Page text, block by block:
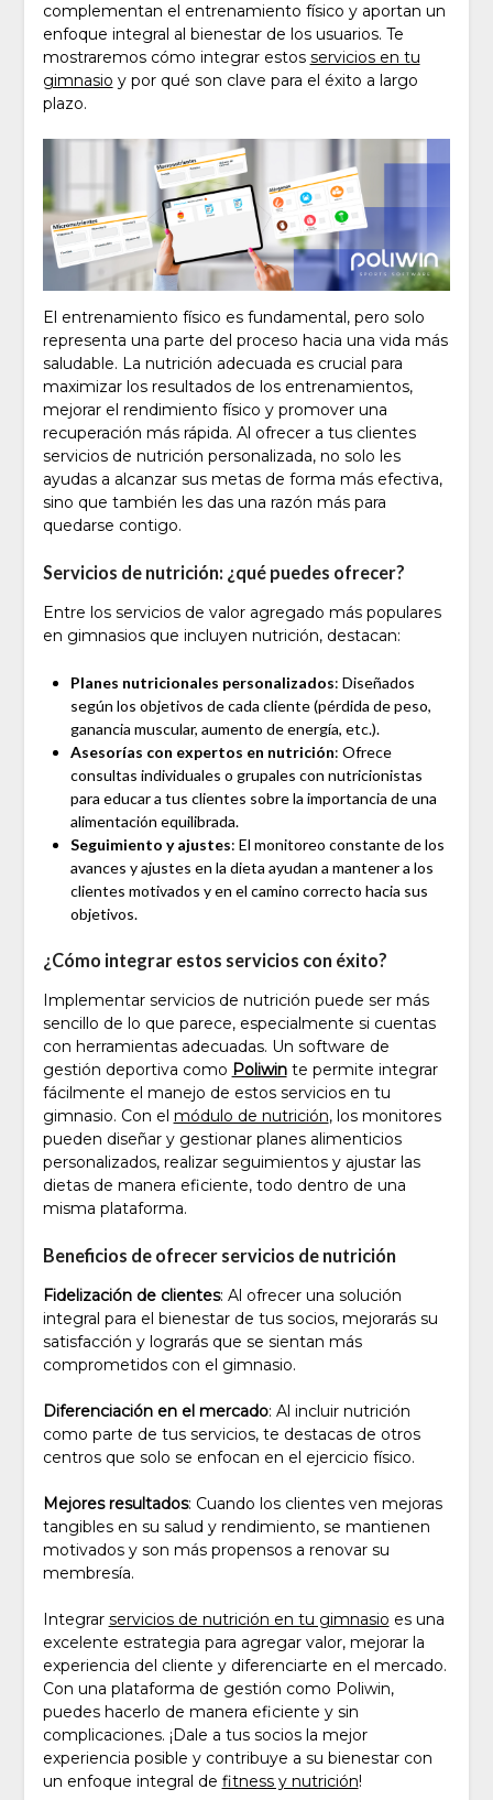
complementan el entrenamiento físico y aportan un
enfoque integral al bienestar de los usuarios. Te
mostraremos cómo integrar estos servicios en tu
gimnasio y por qué son clave para el éxito a largo
plazo.
El entrenamiento físico es fundamental, pero solo
representa una parte del proceso hacia una vida más
saludable. La nutrición adecuada es crucial para
maximizar los resultados de los entrenamientos,
mejorar el rendimiento físico y promover una
recuperación más rápida. Al ofrecer a tus clientes
servicios de nutrición personalizada, no solo les
ayudas a alcanzar sus metas de forma más efectiva,
sino que también les das una razón más para
quedarse contigo.
Servicios de nutrición: ¿qué puedes ofrecer?
Entre los servicios de valor agregado más populares
en gimnasios que incluyen nutrición, destacan:
Planes nutricionales personalizados: Diseñados
según los objetivos de cada cliente (pérdida de peso,
ganancia muscular, aumento de energía, etc.).
Asesorías con expertos en nutrición: Ofrece
consultas individuales o grupales con nutricionistas
para educar a tus clientes sobre la importancia de una
alimentación equilibrada.
Seguimiento y ajustes: El monitoreo constante de los
avances y ajustes en la dieta ayudan a mantener a los
clientes motivados y en el camino correcto hacia sus
objetivos.
¿Cómo integrar estos servicios con éxito?
Implementar servicios de nutrición puede ser más
sencillo de lo que parece, especialmente si cuentas
con herramientas adecuadas. Un software de
gestión deportiva como Poliwinte permite integrar
fácilmente el manejo de estos servicios en tu
gimnasio. Con el módulo de nutrición, los monitores
pueden diseñar y gestionar planes alimenticios
personalizados, realizar seguimientos y ajustar las
dietas de manera eficiente, todo dentro de una
misma plataforma.
Beneficios de ofrecer servicios de nutrición
Fidelización de clientes: Al ofrecer una solución
integral para el bienestar de tus socios, mejorarás su
satisfacción y lograrás que se sientan más
comprometidos con el gimnasio.
Diferenciación en el mercado: Al incluir nutrición
como parte de tus servicios, te destacas de otros
centros que solo se enfocan en el ejercicio físico.
Mejores resultados: Cuando los clientes ven mejoras
tangibles en su salud y rendimiento, se mantienen
motivados y son más propensos a renovar su
membresía.
Integrar servicios de nutrición en tu gimnasio es una
excelente estrategia para agregar valor, mejorar la
experiencia del cliente y diferenciarte en el mercado.
Con una plataforma de gestión como Poliwin,
puedes hacerlo de manera eficiente y sin
complicaciones. ¡Dale a tus socios la mejor
experiencia posible y contribuye a su bienestar con
un enfoque integral de fitness y nutrición!